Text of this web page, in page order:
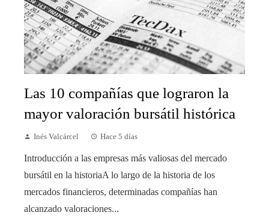
Las 10 compañías que lograron la
mayor valoración bursátil histórica
Inés Valcárcel Hace 5 días
Introducción a las empresas más valiosas del mercado
bursátil en la historiaA lo largo de la historia de los
mercados financieros, determinadas compañías han
alcanzado valoraciones...